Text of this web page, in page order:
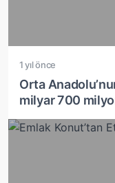
1 yıl önce
Orta
milyar 700